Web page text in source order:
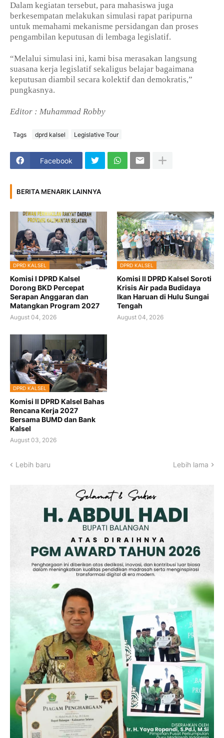
Dalam kegiatan tersebut, para mahasiswa juga
berkesempatan melakukan simulasi rapat paripurna
untuk memahami mekanisme persidangan dan proses
pengambilan keputusan di lembaga legislatif.
“Melalui simulasi ini, kami bisa merasakan langsung
suasana kerja legislatif sekaligus belajar bagaimana
keputusan diambil secara kolektif dan demokratis,”
pungkasnya.
Editor : Muhammad Robby
Tags dprd kalsel Legislative Tour
Facebook
BERITA MENARIK LAINNYA
DPRD KALSEL
Komisi I DPRD Kalsel
Dorong BKD Percepat
Serapan Anggaran dan
Matangkan Program 2027
August 04, 2026
DPRD KALSEL
Komisi II DPRD Kalsel Soroti
Krisis Air pada Budidaya
Ikan Haruan di Hulu Sungai
Tengah
August 04, 2026
DPRD KALSEL
Komisi II DPRD Kalsel Bahas
Rencana Kerja 2027
Bersama BUMD dan Bank
Kalsel
August 03, 2026
Lebih baru Lebih lama